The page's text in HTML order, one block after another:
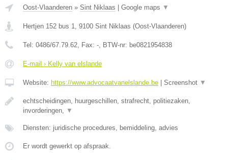
Oost-Vlaanderen » Sint Niklaas Google maps ▼
Hertjen 152 bus 1 9100 Sint Niklaas (Oost-Vlaanderen)
Tel: 0486/67.79.62 , Fax: - , BTW-nr: be0821954838
E-mail › Kelly van elslande
Website: https://www.advocaatvanelslande.be Screenshot ▼
echtscheidingen, huurgeschillen, strafrecht, politiezaken,
invorderingen,
▼
Diensten: juridische procedures, bemiddeling, advies
Er wordt gewerkt op afspraak.